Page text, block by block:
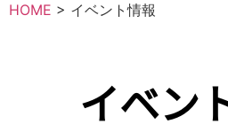
HOME > イベント情報
イベン